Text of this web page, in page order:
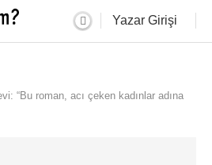
Yazar Girişi
“Bu roman, acı çeken kadınlar adına